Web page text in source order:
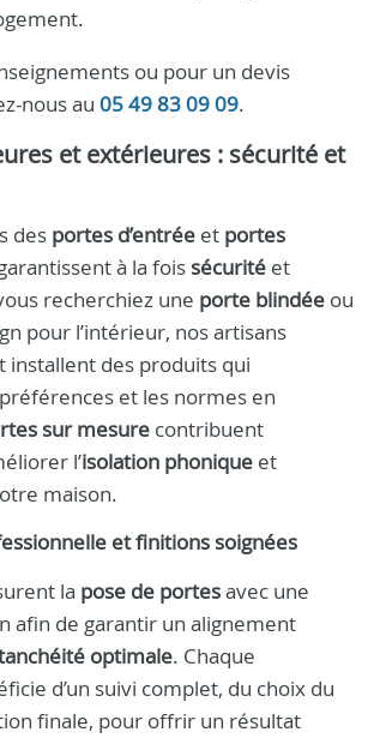
ou pour un devis
nous au 05 49 83 09 09.
et extérieures : sécurité et
des portes d’entrée et portes
à la fois sécurité et
recherchiez une porte blindée ou
pour l’intérieur, nos artisans
installent des produits qui
et les normes en
sur mesure contribuent
l’isolation phonique et
maison.
et finitions soignées
la pose de portesavec une
afin de garantir un alignement
optimale. Chaque
d’un suivi complet, du choix du
finale, pour offrir un résultat